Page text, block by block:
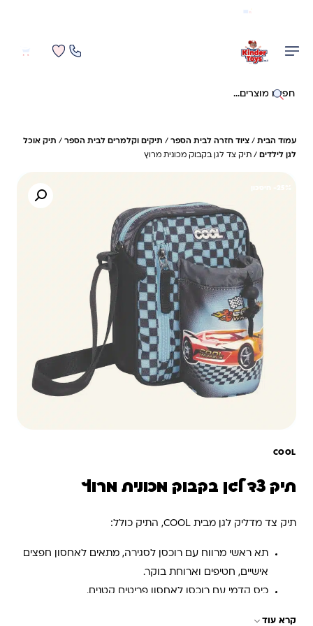
חיפוש באתר
עמוד הבית / ציוד חזרה לבית הספר / תיקים וקלמרים לבית הספר / תיק אוכל
לגן לילדים / תיק צד לגן בקבוק מכונית מרוץ
COOL
תיק צד לגן בקבוק מכונית מרוץ
תיק צד מדליק לגן מבית COOL, התיק כולל:
תא ראשי מרווח עם רוכסן לסגירה, מתאים לאחסון חפצים
אישיים, חטיפים וארוחת בוקר.
כיס קדמי עם רוכסן לאחסון פריטים קטנים.
קרא עוד